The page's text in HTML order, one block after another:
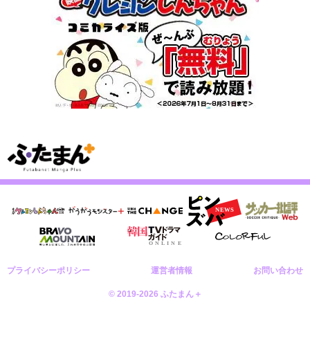
プライバシーポリシー 運営者情報 お問い合わせ
© 2019-2026 ふたまん＋